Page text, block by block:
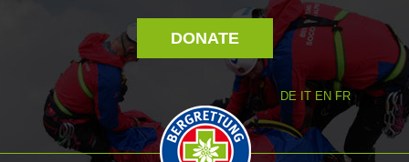
DONATE
DE IT EN FR